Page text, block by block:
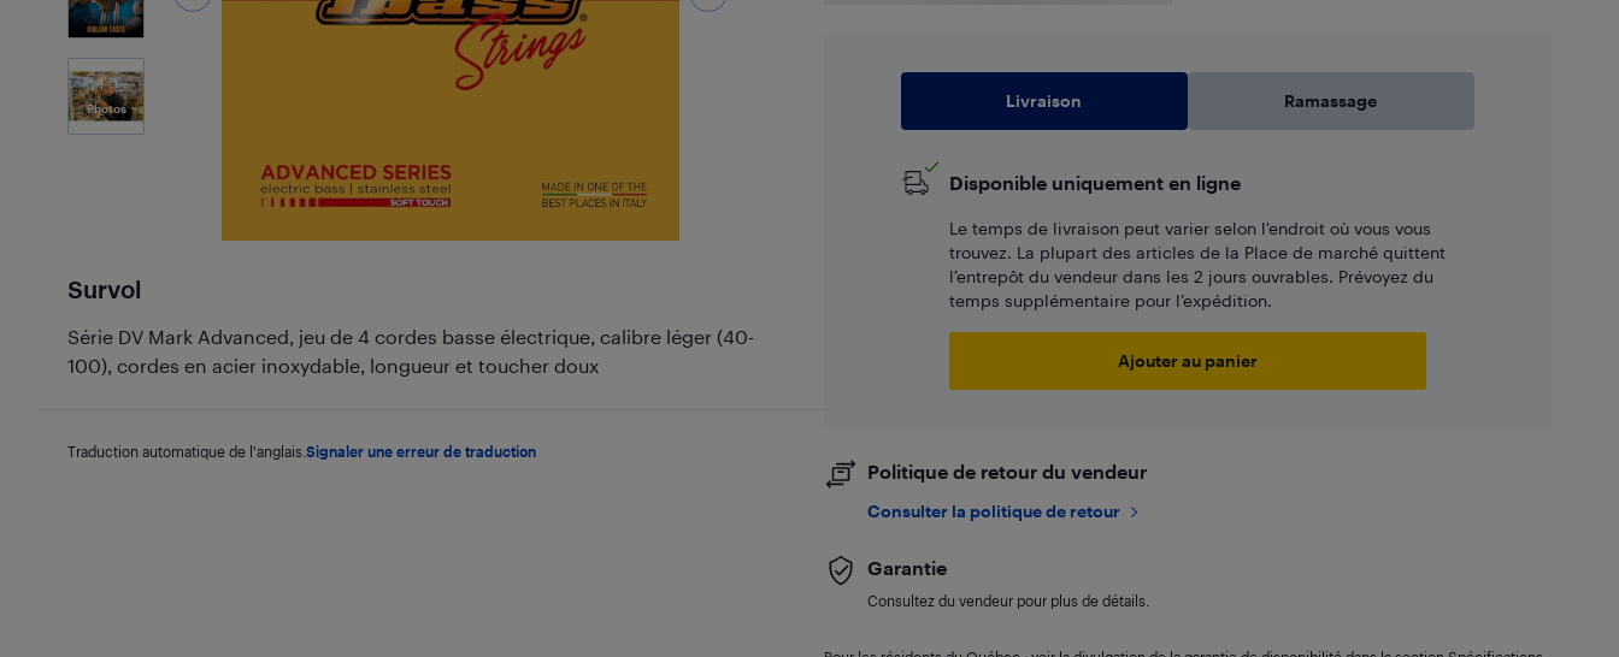
3
Photos
Survol
Série DV Mark Advanced, jeu de 4 cordes basse électrique, calibre léger (40-
100), cordes en acier inoxydable, longueur et toucher doux
Traduction automatique de l'anglais. Signaler une erreur de traduction
Livraison Ramassage
Disponible uniquement en ligne
Le temps de livraison peut varier selon l'endroit où vous vous
trouvez. La plupart des articles de la Place de marché quittent
l’entrepôt du vendeur dans les 2 jours ouvrables. Prévoyez du
temps supplémentaire pour l’expédition.
Ajouter au panier
Politique de retour du vendeur
Consulter la politique de retour
Garantie
Consultez du vendeur pour plus de détails.